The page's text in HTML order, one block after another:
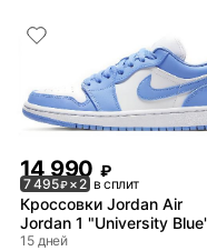
14 990 ₽
7 495₽× 2 в сплит
Кроссовки Jordan Air
Jordan 1 "University
15 дней